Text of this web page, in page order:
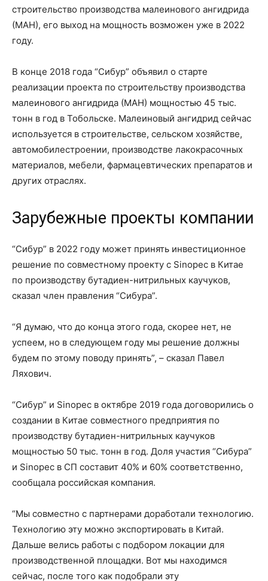
строительство производства малеинового ангидрида
(МАН), его выход на мощность возможен уже в 2022
году.
В конце 2018 года “Сибур” объявил о старте
реализации проекта по строительству производства
малеинового ангидрида (МАН) мощностью 45 тыс.
тонн в год в Тобольске. Малеиновый ангидрид сейчас
используется в строительстве, сельском хозяйстве,
автомобилестроении, производстве лакокрасочных
материалов, мебели, фармацевтических препаратов и
других отраслях.
Зарубежные проекты компании
“Сибур” в 2022 году может принять инвестиционное
решение по совместному проекту с Sinopec в Китае
по производству бутадиен-нитрильных каучуков,
сказал член правления “Сибура”.
“Я думаю, что до конца этого года, скорее нет, не
успеем, но в следующем году мы решение должны
будем по этому поводу принять”, – сказал Павел
Ляхович.
“Сибур” и Sinopec в октябре 2019 года договорились о
создании в Китае совместного предприятия по
производству бутадиен-нитрильных каучуков
мощностью 50 тыс. тонн в год. Доля участия “Сибура”
и Sinopec в СП составит 40% и 60% соответственно,
сообщала российская компания.
“Мы совместно с партнерами доработали технологию.
Технологию эту можно экспортировать в Китай.
Дальше велись работы с подбором локации для
производственной площадки. Вот мы находимся
сейчас, после того как подобрали эту